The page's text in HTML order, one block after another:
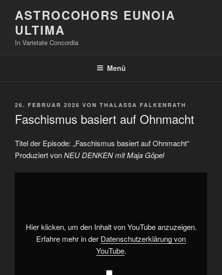
Inhalt
springen
ASTROCOHORS EUNOIA
ULTIMA
In Varietate Concordia
Menü
VERÖFFENTLICHT
26. FEBRUAR 2026 VON THALASSA FALKENRATH
Faschismus basiert auf Ohnmacht
Titel der Episode: „Faschismus basiert auf Ohnmacht“
Produziert vonNEU DENKEN mit Maja Göpel
„Faschismus
Hier klicken, um den Inhalt von YouTube anzuzeigen.
Erfahre mehr in der Datenschutzerklärung von
YouTube.